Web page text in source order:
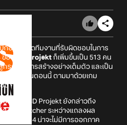
ปีก่อน ล่าสุดทีมงานที่รับผิดชอบในการ
ของ CD Projekt ก็เพิ่มขึ้นเป็น 513 คน
กระบวนการสร้างอย่างเต็มตัว และเป็น
งทีมงานในตอนนี้ ตามมาด้วยเกม
น ๆ
อีโอของ CD Projekt ยังกล่าวถึง
ส์ The Witcher ระหว่างแถลงผล
เกมภาค 4 น่าจะไม่มีการออกภาค